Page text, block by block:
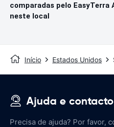
comparadas pelo EasyTerra
neste local
Início Estados Unidos
Ajuda e contacto
Precisa de ajuda? Por favor,